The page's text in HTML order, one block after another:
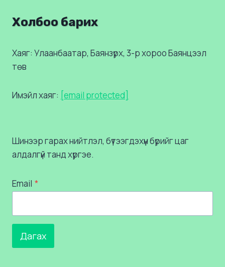
Холбоо барих
Хаяг: Улаанбаатар, Баянзүрх, 3-р хороо Баянцээл
төв
Имэйл хаяг: [email protected]
Шинээр гарах нийтлэл, бүтээгдэхүүн бүрийг цаг
алдалгүй танд хүргэе.
Email *
Дагах